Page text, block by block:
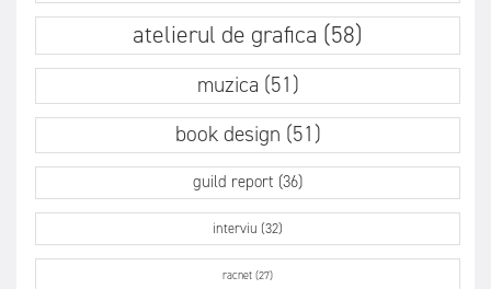
atelierul de grafica (58)
muzica (51)
book design (51)
guild report (36)
interviu (32)
racnet (27)